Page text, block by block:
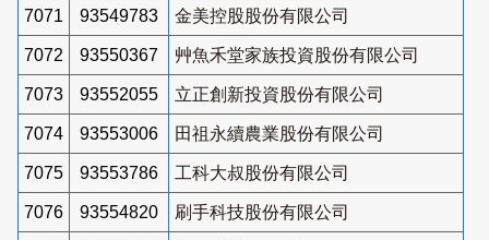
7071 93549783 金美控股股份有限公司
7072 93550367 艸魚禾堂家族投資股份有限公司
7073 93552055 立正創新投資股份有限公司
7074 93553006 田祖永續農業股份有限公司
7075 93553786 工科大叔股份有限公司
7076 93554820 刷手科技股份有限公司